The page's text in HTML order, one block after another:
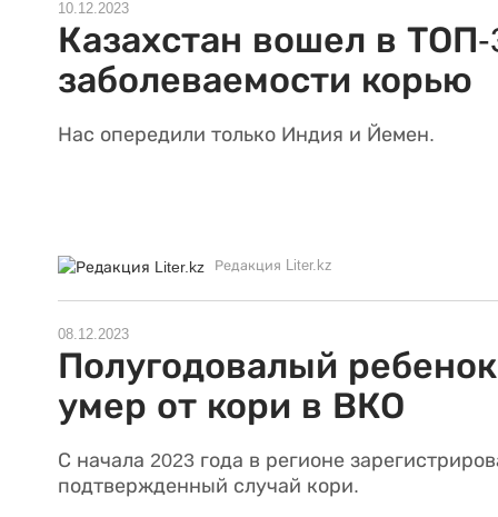
10.12.2023
Казахстан вошел в ТОП-
заболеваемости корью
Нас опередили только Индия и Йемен.
Редакция Liter.kz
08.12.2023
Полугодовалый ребенок
умер от кори в ВКО
С начала 2023 года в регионе
подтвержденный случай кори.